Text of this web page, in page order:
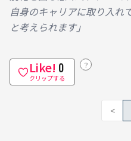
自身のキャリアに取り入れ
と考えられます」
Like! 0
クリップする
？
<